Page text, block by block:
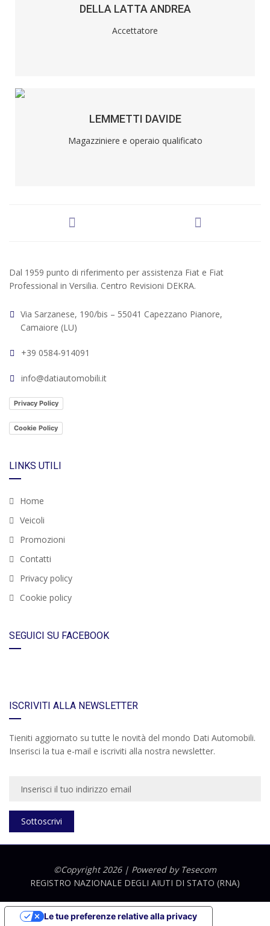
DELLA LATTA ANDREA
Accettatore
LEMMETTI DAVIDE
Magazziniere e operaio qualificato
Dal 1959 punto di riferimento per assistenza Fiat e Fiat
Professional in Versilia. Centro Revisioni DEKRA.
Via Sarzanese, 190/bis – 55041 Capezzano Pianore,
Camaiore (LU)
+39 0584-914091
info@datiautomobili.it
Privacy Policy
Cookie Policy
LINKS UTILI
Home
Veicoli
Promozioni
Contatti
Privacy policy
Cookie policy
SEGUICI SU FACEBOOK
ISCRIVITI ALLA NEWSLETTER
Tieniti aggiornato su tutte le novità del mondo Dati Automobili.
Inserisci la tua e-mail e iscriviti alla nostra newsletter.
Sottoscrivi
©Copyright 2026 | Powered by Tesecom
REGISTRO NAZIONALE DEGLI AIUTI DI STATO (RNA)
Le tue preferenze relative alla privacy